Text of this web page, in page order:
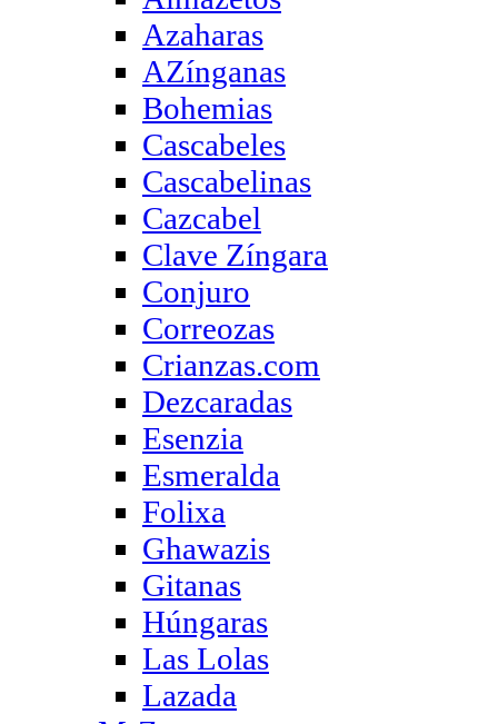
Azaharas
AZínganas
Bohemias
Cascabeles
Cascabelinas
Cazcabel
Clave Zíngara
Conjuro
Correozas
Crianzas.com
Dezcaradas
Esenzia
Esmeralda
Folixa
Ghawazis
Gitanas
Húngaras
Las Lolas
Lazada